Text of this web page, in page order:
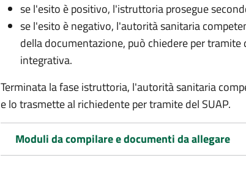
se l'esito è positivo, l'istruttoria prosegue
se l'esito è negativo, l'autorità sanitaria
della documentazione, può chiedere per
integrativa.
Terminata la fase istruttoria, l'autorità sanitaria
e lo trasmette al richiedente per tramite del SUAP.
Moduli da compilare e documenti da allegare